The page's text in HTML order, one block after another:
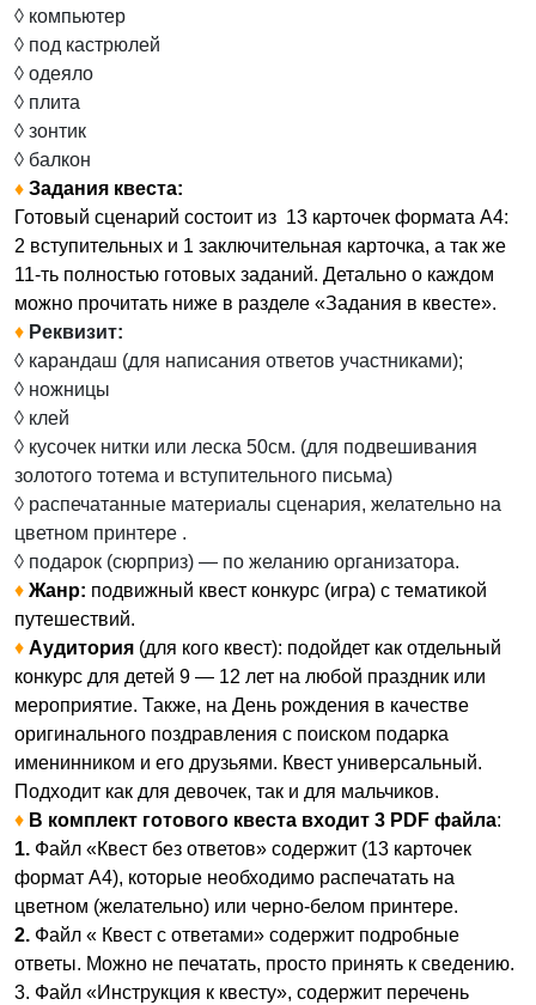
◊ компьютер
◊ под кастрюлей
◊ одеяло
◊ плита
◊ зонтик
◊ балкон
♦ Задания квеста:
Готовый сценарий состоит из 13 карточек формата А4:
2 вступительных и 1 заключительная карточка, а так же
11-ть полностью готовых заданий. Детально о каждом
можно прочитать ниже в разделе «Задания в квесте».
♦ Реквизит:
◊ карандаш (для написания ответов участниками);
◊ ножницы
◊ клей
◊ кусочек нитки или леска 50см. (для подвешивания
золотого тотема и вступительного письма)
◊ распечатанные материалы сценария, желательно на
цветном принтере .
◊ подарок (сюрприз) — по желанию организатора.
♦ Жанр: подвижный квест конкурс (игра) с тематикой
путешествий.
♦ Аудитория (для кого квест): подойдет как отдельный
конкурс для детей 9 — 12 лет на любой праздник или
мероприятие. Также, на День рождения в качестве
оригинального поздравления с поиском подарка
именинником и его друзьями. Квест универсальный.
Подходит как для девочек, так и для мальчиков.
♦ В комплект готового квеста входит 3 PDF файла:
1. Файл «Квест без ответов» содержит (13 карточек
формат А4), которые необходимо распечатать на
цветном (желательно) или черно-белом принтере.
2. Файл « Квест с ответами» содержит подробные
ответы. Можно не печатать, просто принять к сведению.
3. Файл «Инструкция к квесту», содержит перечень